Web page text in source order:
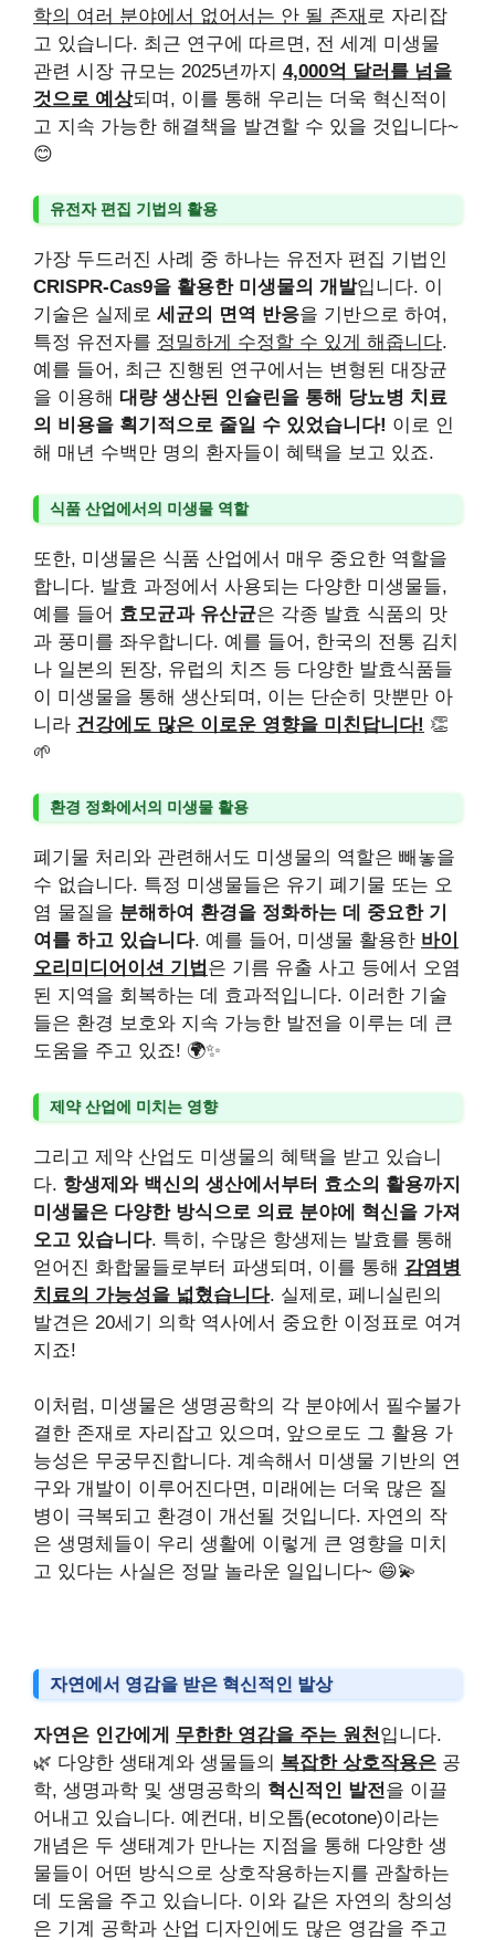
학의 여러 분야에서 없어서는 안 될 존재 로 자리잡
고 있습니다. 최근 연구에 따르면, 전 세계 미생물
관련 시장 규모는 2025년까지 4,000억 달러를 넘을
것으로 예상되며, 이를 통해 우리는 더욱 혁신적이
고 지속 가능한 해결책을 발견할 수 있을 것입니다~
😊
유전자 편집 기법의 활용
가장 두드러진 사례 중 하나는 유전자 편집 기법인
CRISPR-Cas9을 활용한 미생물의 개발입니다. 이
기술은 실제로 세균의 면역 반응을 기반으로 하여,
특정 유전자를 정밀하게 수정할 수 있게 해줍니다.
예를 들어, 최근 진행된 연구에서는 변형된 대장균
을 이용해 대량 생산된 인슐린을 통해 당뇨병 치료
의 비용을 획기적으로 줄일 수 있었습니다! 이로 인
해 매년 수백만 명의 환자들이 혜택을 보고 있죠.
식품 산업에서의 미생물 역할
또한, 미생물은 식품 산업에서 매우 중요한 역할을
합니다. 발효 과정에서 사용되는 다양한 미생물들,
예를 들어 효모균과 유산균은 각종 발효 식품의 맛
과 풍미를 좌우합니다. 예를 들어, 한국의 전통 김치
나 일본의 된장, 유럽의 치즈 등 다양한 발효식품들
이 미생물을 통해 생산되며, 이는 단순히 맛뿐만 아
니라 건강에도 많은 이로운 영향을 미친답니다! 👏
🌱
환경 정화에서의 미생물 활용
폐기물 처리와 관련해서도 미생물의 역할은 빼놓을
수 없습니다. 특정 미생물들은 유기 폐기물 또는 오
염 물질을 분해하여 환경을 정화하는 데 중요한 기
여를 하고 있습니다. 예를 들어, 미생물 활용한 바이
오리미디어이션 기법 은 기름 유출 사고 등에서 오염
된 지역을 회복하는 데 효과적입니다. 이러한 기술
들은 환경 보호와 지속 가능한 발전을 이루는 데 큰
도움을 주고 있죠! 🌍✨
제약 산업에 미치는 영향
그리고 제약 산업도 미생물의 혜택을 받고 있습니
다. 항생제와 백신의 생산에서부터 효소의 활용까지
미생물은 다양한 방식으로 의료 분야에 혁신을 가져
오고 있습니다. 특히, 수많은 항생제는 발효를 통해
얻어진 화합물들로부터 파생되며, 이를 통해 감염병
치료의 가능성을 넓혔습니다. 실제로, 페니실린의
발견은 20세기 의학 역사에서 중요한 이정표로 여겨
지죠!
이처럼, 미생물은 생명공학의 각 분야에서 필수불가
결한 존재로 자리잡고 있으며, 앞으로도 그 활용 가
능성은 무궁무진합니다. 계속해서 미생물 기반의 연
구와 개발이 이루어진다면, 미래에는 더욱 많은 질
병이 극복되고 환경이 개선될 것입니다. 자연의 작
은 생명체들이 우리 생활에 이렇게 큰 영향을 미치
고 있다는 사실은 정말 놀라운 일입니다~ 😄💫
자연에서 영감을 받은 혁신적인 발상
자연은 인간에게 무한한 영감을 주는 원천입니다.
🌿 다양한 생태계와 생물들의 복잡한 상호작용은 공
학, 생명과학 및 생명공학의 혁신적인 발전을 이끌
어내고 있습니다. 예컨대, 비오톱(ecotone)이라는
개념은 두 생태계가 만나는 지점을 통해 다양한 생
물들이 어떤 방식으로 상호작용하는지를 관찰하는
데 도움을 주고 있습니다. 이와 같은 자연의 창의성
은 기계 공학과 산업 디자인에도 많은 영감을 주고